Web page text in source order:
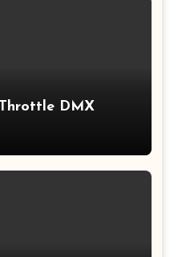
DMX